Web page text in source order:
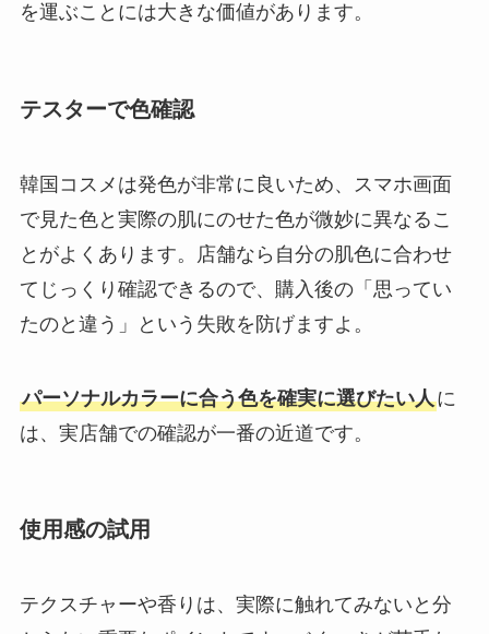
を運ぶことには大きな価値があります。
テスターで色確認
韓国コスメは発色が非常に良いため、スマホ画面
で見た色と実際の肌にのせた色が微妙に異なるこ
とがよくあります。店舗なら自分の肌色に合わせ
てじっくり確認できるので、購入後の「思ってい
たのと違う」という失敗を防げますよ。
パーソナルカラーに合う色を確実に選びたい人に
は、実店舗での確認が一番の近道です。
使用感の試用
テクスチャーや香りは、実際に触れてみないと分